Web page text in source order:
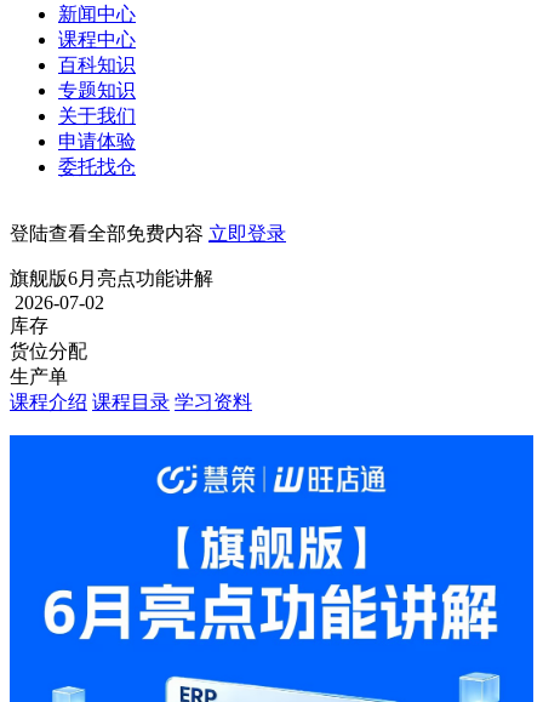
新闻中心
课程中心
百科知识
专题知识
关于我们
申请体验
委托找仓
登陆查看全部免费内容 立即登录
旗舰版6月亮点功能讲解
2026-07-02
库存
货位分配
生产单
课程介绍 课程目录 学习资料